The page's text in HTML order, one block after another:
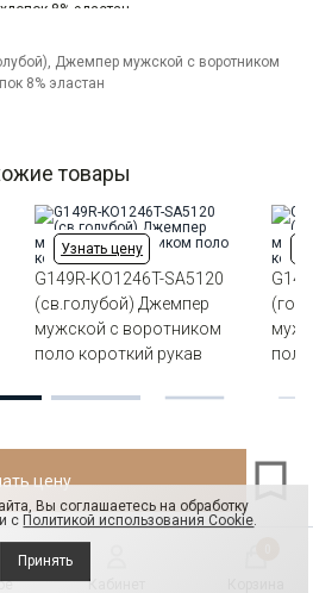
8% эластан
ткани на стойке
Джемпер мужской с воротником
8% эластан
товары
Узнать цену
G149R-KO1246T-SA5120
(св.голубой) Джемпер
мужской с воротником
поло короткий рукав
цену
Кабинет
Вы соглашаетесь на обработку
с Политикой использования Cookie.
Принять